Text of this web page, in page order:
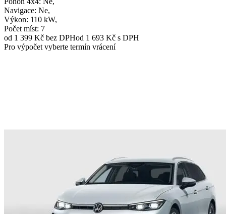
Navigace: Ne,
Výkon: 110 kW,
Počet míst: 7
od 1 399 Kč bez DPHod 1 693 Kč s DPH
Pro výpočet vyberte termín vrácení